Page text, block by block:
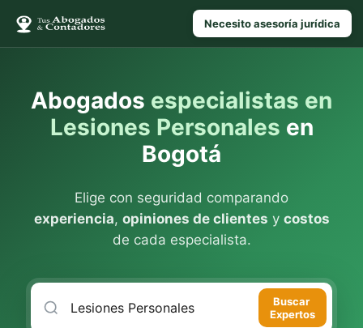
Necesito asesoría jurídica
Abogados especialistas en
Lesiones Personales en
Bogotá
Elige con seguridad comparando
experiencia, opiniones de clientes y costos
de cada especialista.
Buscar
Expertos